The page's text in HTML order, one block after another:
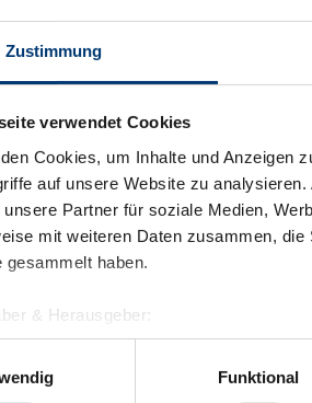
Zustimmung
verwendet Cookies
Cookies, um Inhalte und Anzeigen
auf unsere Website zu
unsere Partner für soziale Medien,
mit weiteren Daten zusammen,
gesammelt haben.
& Herausgeber:
Zillertal GmbH & Co KG
6280 Zell am Ziller
Funktional